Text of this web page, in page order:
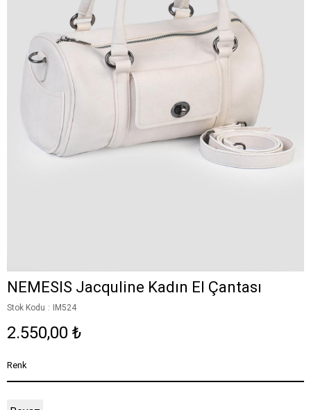
NEMESIS Jacquline Kadın El Çantası
Stok Kodu IM524
2.550,00 ₺
Renk